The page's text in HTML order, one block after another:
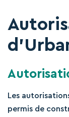
Les
permis de